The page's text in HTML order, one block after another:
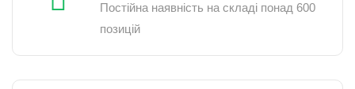
Постійна наявність на складі понад 600
позицій